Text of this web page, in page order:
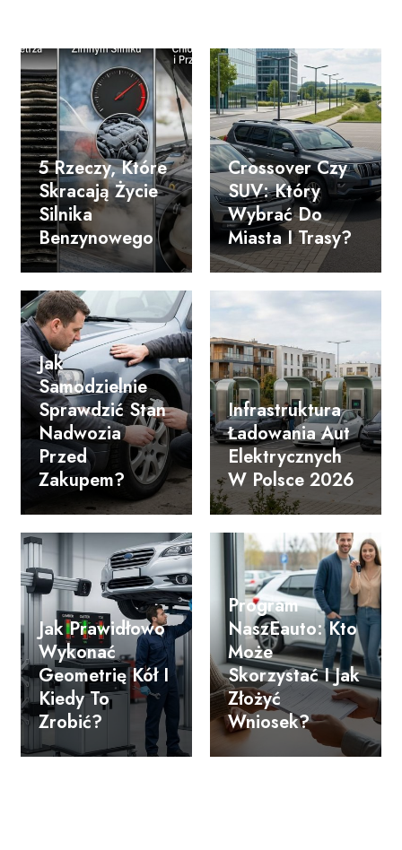
5 Rzeczy, Które
Skracają Życie
Silnika
Benzynowego
Crossover Czy
SUV: Który
Wybrać Do
Miasta I Trasy?
Jak
Samodzielnie
Sprawdzić Stan
Nadwozia
Przed
Zakupem?
Infrastruktura
Ładowania Aut
Elektrycznych
W Polsce 2026
Jak Prawidłowo
Wykonać
Geometrię Kół I
Kiedy To
Zrobić?
Program
NaszEauto: Kto
Może
Skorzystać I Jak
Złożyć
Wniosek?